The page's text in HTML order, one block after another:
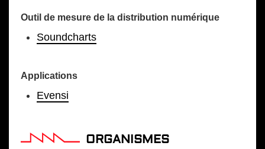
Outil de mesure de la distribution numérique
Soundcharts
Applications
Evensi
ORGANISMES